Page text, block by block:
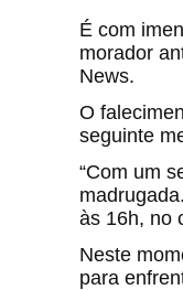
É com
morador
News.
O
seguinte
“Com um
às 16h, no
Neste
para